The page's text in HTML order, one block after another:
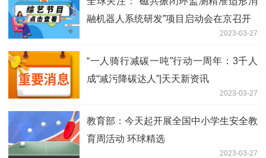
融机器人系统研发”项目启动会在京召开
2023-03-27
“一人骑行减碳一吨”行动一周年：3千人
成“减污降碳达人”|天天新资讯
2023-03-27
教育部：今天起开展全国中小学生安全教
育周活动 环球精选
2023-03-27